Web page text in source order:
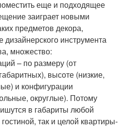
еще и подходящее
заиграет новыми
предметов декора,
дизайнерского инструмента
множество:
– по размеру (от
высоте (низкие,
и конфигурации
округлые). Потому
в габариты любой
так и целой квартиры-